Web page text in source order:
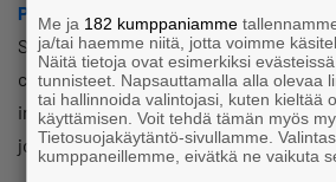
Procurement counselling:
The
Suomen Yrittäjät are familiar with the
characteristics and key individuals
in the area. The regional advisor in
jorma.saariketo(at)yrittajat.fi
Me ja 182 kumppaniamme
ja/tai haemme niitä, jotta voimme
Näitä tietoja ovat esimerkiksi
tunnisteet. Napsauttamalla alla olevaa
tai hallinnoida valintojasi, kuten kieltää
käyttämisen. Voit tehdä tämän myös
Tietosuojakäytäntö-sivullamme.
kumppaneillemme, eivätkä ne vaikuta